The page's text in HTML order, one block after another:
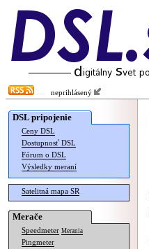
neprihlásený
DSL pripojenie
Ceny DSL
Dostupnosť DSL
Fórum o DSL
Výsledky meraní
Satelitná mapa SR
Merače
Speedmeter Merania
Pingmeter